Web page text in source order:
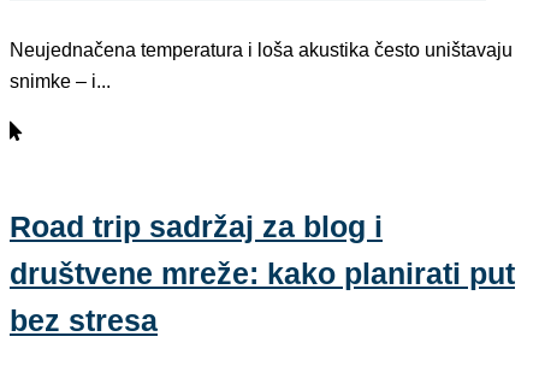
Neujednačena temperatura i loša akustika često uništavaju
snimke – i...
Road trip sadržaj za blog i
društvene mreže: kako planirati put
bez stresa